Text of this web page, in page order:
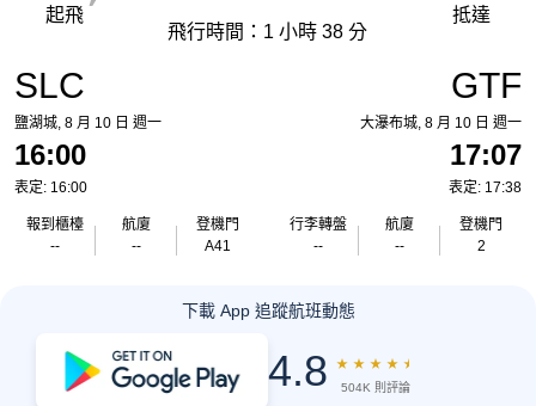
SLC
鹽湖城, 8 月 10 日 週一
16:00
表定: 16:00
報到櫃檯
--
航廈
--
登機門
A41
起飛
飛行時間：1 小時 38 分
抵達
GTF
大瀑布城, 8 月 10 日 週一
17:07
表定: 17:38
行李轉盤
--
航廈
--
登機門
2
下載 App 追蹤航班動態
4.8 ★ ★ ★ ★ ★
504K 則評論